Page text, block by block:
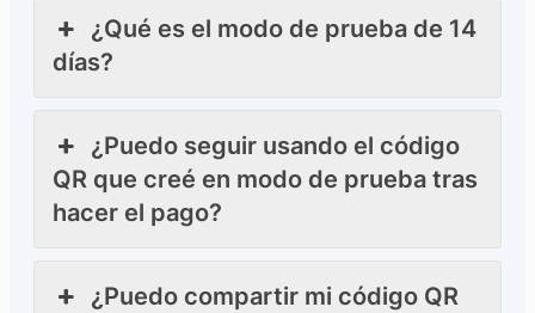
¿Qué es el modo de prueba de 14
días?
¿Puedo seguir usando el código
QR que creé en modo de prueba tras
hacer el pago?
¿Puedo compartir mi código QR